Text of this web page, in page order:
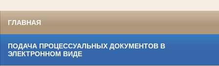
ГЛАВНАЯ
ПОДАЧА ПРОЦЕССУАЛЬНЫХ ДОКУМЕНТОВ В
ЭЛЕКТРОННОМ ВИДЕ